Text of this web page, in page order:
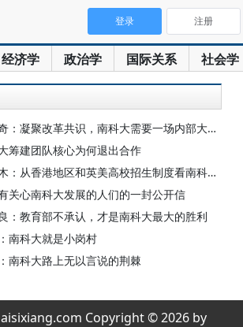
经济学 政治学 国际关系 社会学
登录 注册
：凝聚改革共识，南科大需要一场内部大讨论
筹建团队核心为何退出合作
：从香港地区和英美高校招生制度看南科大
关心南科大发展的人们的一封公开信
：教育部不承认，才是南科大最大的胜利
南科大就是小岗村
南科大路上无以言说的荆棘
Copyright © 2026 by